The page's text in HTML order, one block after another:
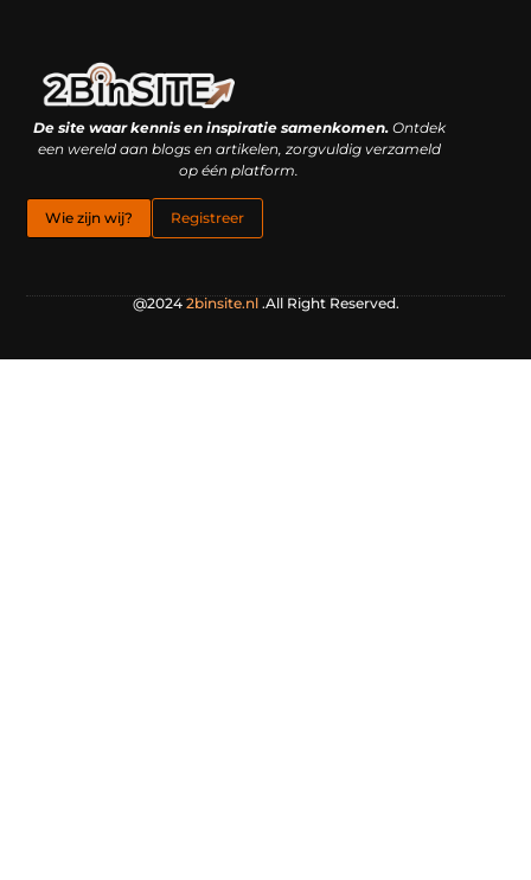
De site waar kennis en inspiratie samenkomen.Ontdek
een wereld aan blogs en artikelen, zorgvuldig verzameld
op één platform.
Wie zijn wij? Registreer
@2024 2binsite.nl.All Right Reserved.